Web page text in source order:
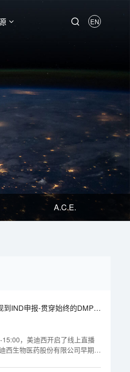
EN
A.C.E.
到IND申报-贯穿始终的DMPK
，美迪西开启了线上直播
西生物医药股份有限公司早期药
研究》，欢迎观看回放视频。